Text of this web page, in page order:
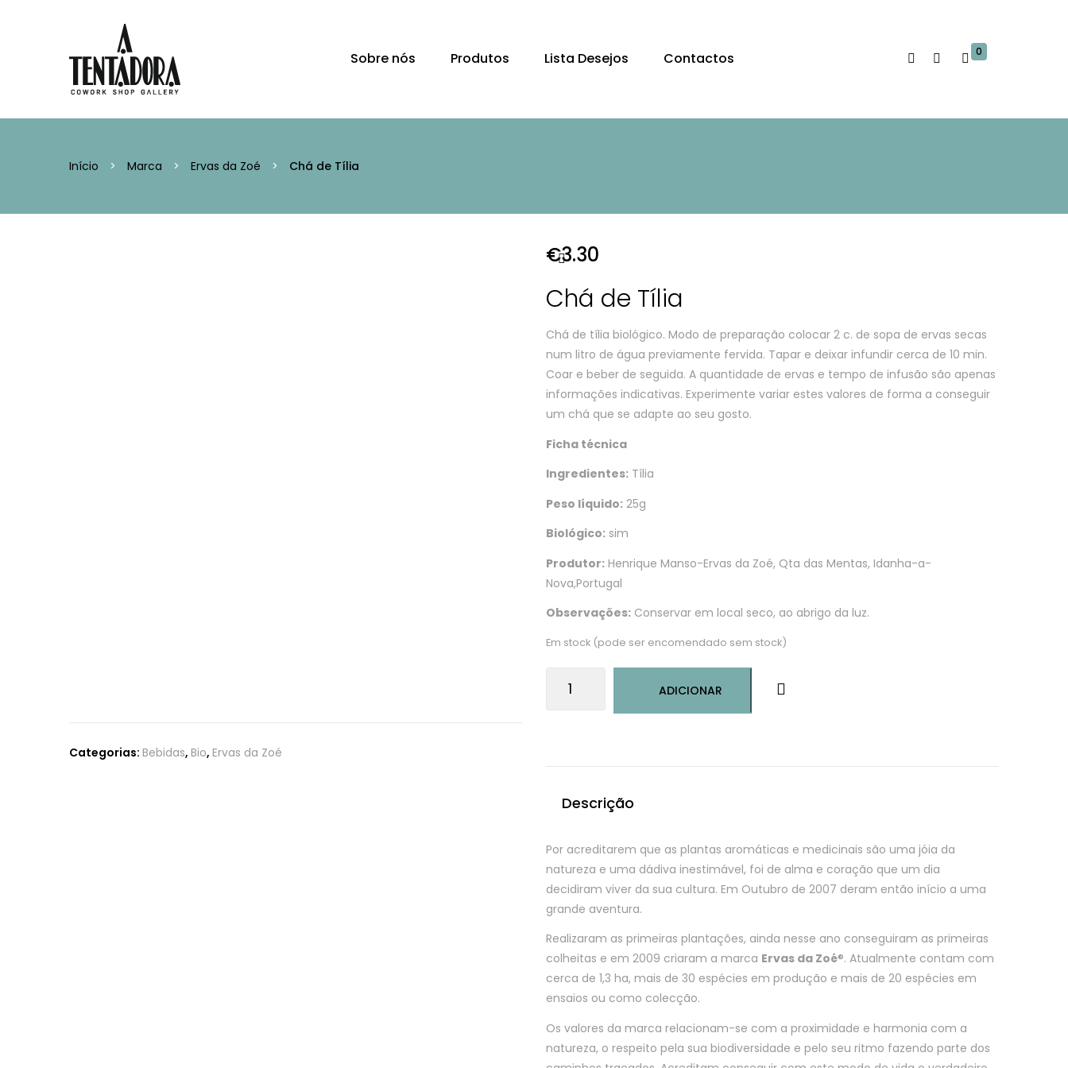
Sobre nós Produtos Lista Desejos Contactos 0
Início > Marca > Ervas da Zoé > Chá de Tília
Categorias: Bebidas, Bio, Ervas da Zoé
€3.30
Chá de Tília
Chá de tília biológico. Modo de preparação colocar 2 c. de sopa de ervas secas
num litro de água previamente fervida. Tapar e deixar infundir cerca de 10 min.
Coar e beber de seguida. A quantidade de ervas e tempo de infusão são apenas
informações indicativas. Experimente variar estes valores de forma a conseguir
um chá que se adapte ao seu gosto.
Ficha técnica
Ingredientes: Tília
Peso líquido: 25g
Biológico: sim
Produtor: Henrique Manso-Ervas da Zoé, Qta das Mentas, Idanha-a-
Nova,Portugal
Observações: Conservar em local seco, ao abrigo da luz.
Em stock (pode ser encomendado sem stock)
ADICIONAR
Descrição
Por acreditarem que as plantas aromáticas e medicinais são uma jóia da
natureza e uma dádiva inestimável, foi de alma e coração que um dia
decidiram viver da sua cultura. Em Outubro de 2007 deram então início a uma
grande aventura.
Realizaram as primeiras plantações, ainda nesse ano conseguiram as primeiras
colheitas e em 2009 criaram a marca Ervas da Zoé®. Atualmente contam com
cerca de 1,3 ha, mais de 30 espécies em produção e mais de 20 espécies em
ensaios ou como colecção.
Os valores da marca relacionam-se com a proximidade e harmonia com a
natureza, o respeito pela sua biodiversidade e pelo seu ritmo fazendo parte dos